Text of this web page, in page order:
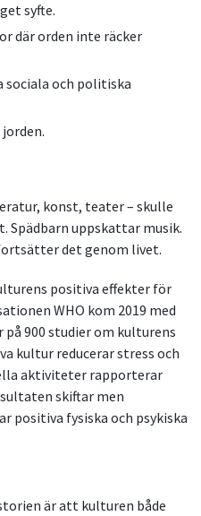
syfte.
där orden inte räcker
och politiska
konst, teater – skulle
Spädbarn uppskattar musik.
det genom livet.
positiva effekter för
WHO kom 2019 med
900 studier om kulturens
kultur reducerar stress och
aktiviteter rapporterar
skiftar men
positiva fysiska och psykiska
är att kulturen både